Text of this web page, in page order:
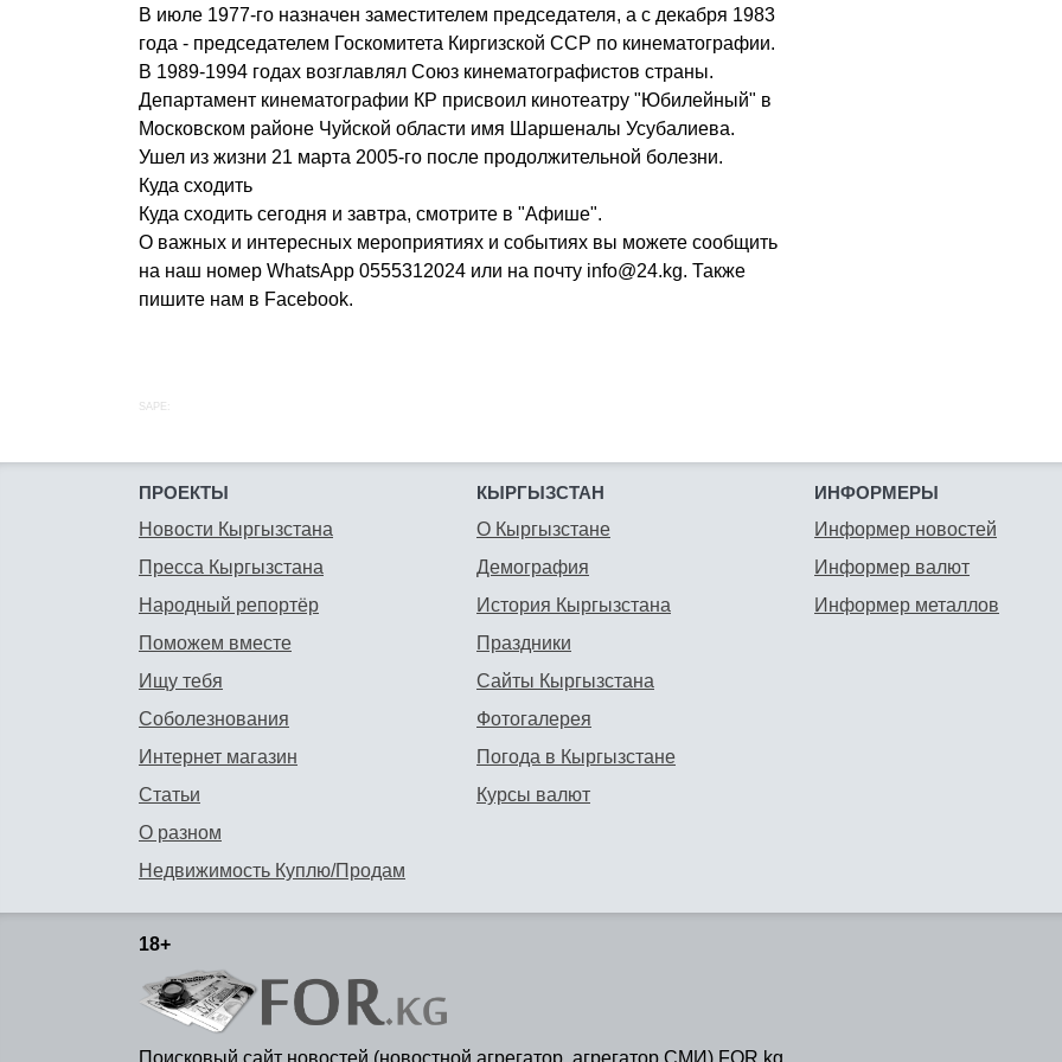
В июле 1977-го назначен заместителем председателя, а с декабря 1983
года - председателем Госкомитета Киргизской ССР по кинематографии.
В 1989-1994 годах возглавлял Союз кинематографистов страны.
Департамент кинематографии КР присвоил кинотеатру "Юбилейный" в
Московском районе Чуйской области имя Шаршеналы Усубалиева.
Ушел из жизни 21 марта 2005-го после продолжительной болезни.
Куда сходить
Куда сходить сегодня и завтра, смотрите в "Афише".
О важных и интересных мероприятиях и событиях вы можете сообщить
на наш номер WhatsApp 0555312024 или на почту info@24.kg. Также
пишите нам в Facebook.
SAPE:
ПРОЕКТЫ
Новости Кыргызстана
Пресса Кыргызстана
Народный репортёр
Поможем вместе
Ищу тебя
Соболезнования
Интернет магазин
Статьи
О разном
Недвижимость Куплю/Продам
КЫРГЫЗСТАН
О Кыргызстане
Демография
История Кыргызстана
Праздники
Сайты Кыргызстана
Фотогалерея
Погода в Кыргызстане
Курсы валют
ИНФОРМЕРЫ
Информер новостей
Информер валют
Информер металлов
18+
Поисковый сайт новостей (новостной агрегатор, агрегатор СМИ) FOR.kg